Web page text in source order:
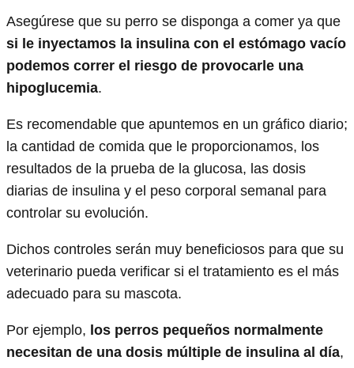
Asegúrese que su perro se disponga a comer ya que
si le inyectamos la insulina con el estómago vacío
podemos correr el riesgo de provocarle una
hipoglucemia.
Es recomendable que apuntemos en un gráfico diario;
la cantidad de comida que le proporcionamos, los
resultados de la prueba de la glucosa, las dosis
diarias de insulina y el peso corporal semanal para
controlar su evolución.
Dichos controles serán muy beneficiosos para que su
veterinario pueda verificar si el tratamiento es el más
adecuado para su mascota.
Por ejemplo, los perros pequeños normalmente
necesitan de una dosis múltiple de insulina al día,